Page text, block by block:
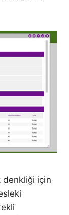
denkliği için